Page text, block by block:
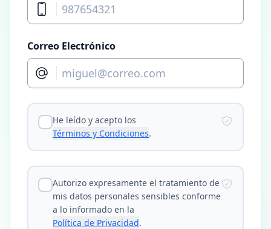
Correo Electrónico
He leído y acepto los
Términos y Condiciones.
Autorizo expresamente el tratamiento de
mis datos personales sensibles conforme
a lo informado en la
Política de Privacidad.